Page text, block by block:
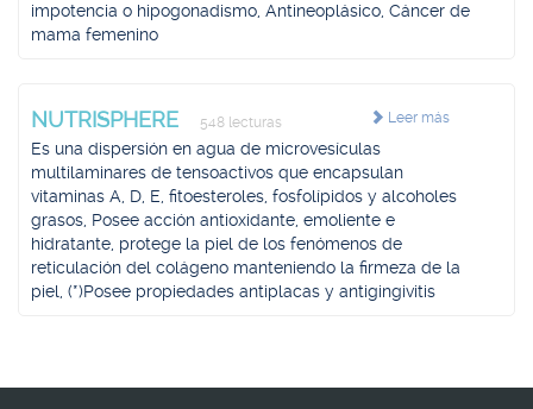
impotencia o hipogonadismo, Antineoplásico, Cáncer de
mama femenino
Leer más
NUTRISPHERE 548 lecturas
Es una dispersión en agua de microvesículas
multilaminares de tensoactivos que encapsulan
vitaminas A, D, E, fitoesteroles, fosfolípidos y alcoholes
grasos, Posee acción antioxidante, emoliente e
hidratante, protege la piel de los fenómenos de
reticulación del colágeno manteniendo la firmeza de la
piel, (*)Posee propiedades antiplacas y antigingivitis